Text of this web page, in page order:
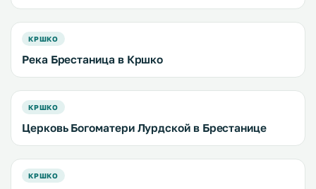
КРШКО
Река Брестаница в Кршко
КРШКО
Церковь Богоматери Лурдской в Брестанице
КРШКО